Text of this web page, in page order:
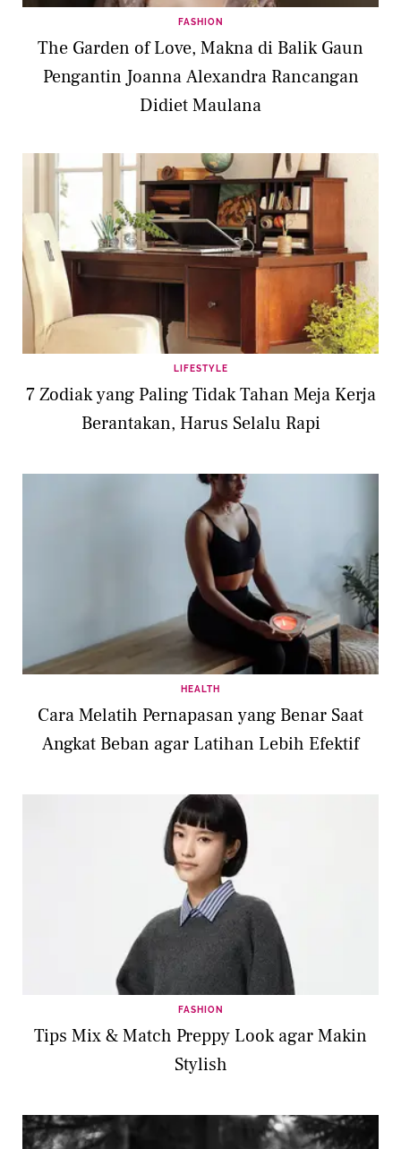
FASHION
The Garden of Love, Makna di Balik Gaun
Pengantin Joanna Alexandra Rancangan
Didiet Maulana
LIFESTYLE
7 Zodiak yang Paling Tidak Tahan Meja Kerja
Berantakan, Harus Selalu Rapi
HEALTH
Cara Melatih Pernapasan yang Benar Saat
Angkat Beban agar Latihan Lebih Efektif
FASHION
Tips Mix & Match Preppy Look agar Makin
Stylish